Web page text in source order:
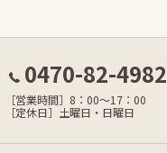
0470-82-4982
［営業時間］8：00〜17：00
［定休日］土曜日・日曜日